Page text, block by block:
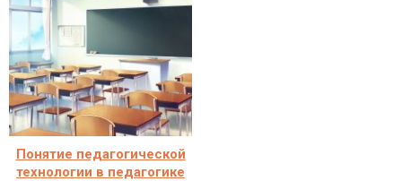
Понятие педагогической
технологии в педагогике